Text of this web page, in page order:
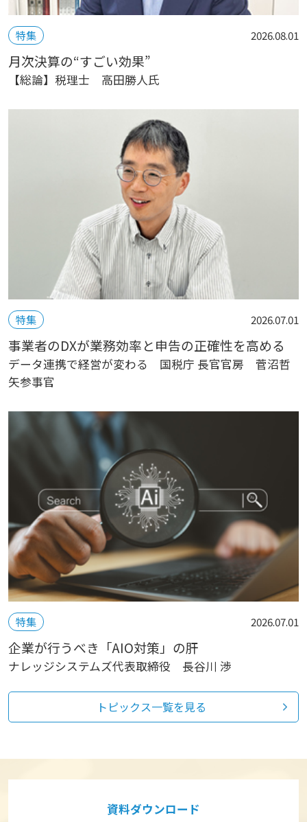
特集 2026.08.01
月次決算の“すごい効果”
【総論】税理士 高田勝人氏
特集 2026.07.01
事業者のDXが業務効率と申告の正確性を高める
データ連携で経営が変わる 国税庁 長官官房 菅沼哲
矢参事官
特集 2026.07.01
企業が行うべき「AIO対策」の肝
ナレッジシステムズ代表取締役 長谷川 渉
トピックス一覧を見る
資料ダウンロード